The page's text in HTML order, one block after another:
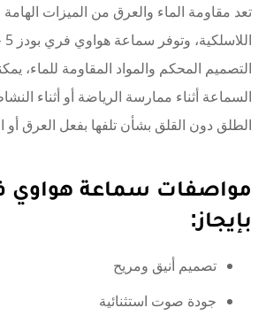
تعد مقاومة الماء والعرق من الميزات
التصميم المحكم والمواد المقاومة للماء،
السماعة أثناء ممارسة الرياضة أو أثناء
الطلق دون القلق بشأن تلفها بفعل العرق أو
بإيجاز:
تصميم أنيق ومريح
جودة صوت استثنائية